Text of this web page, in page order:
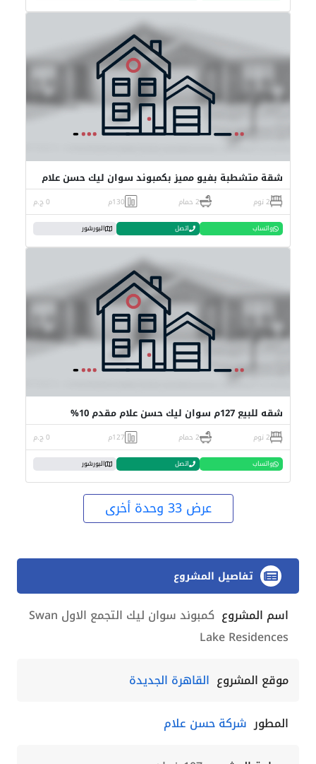
شقة متشطبة بفيو مميز بكمبوند سوان ليك حسن علام
2 نوم 2 حمام 130م 0 ج.م
واتساب اتصل البورشور
شقه للبيع 127م سوان ليك حسن علام مقدم 10%
2 نوم 2 حمام 127م 0 ج.م
واتساب اتصل البورشور
عرض 33 وحدة أخرى
تفاصيل المشروع
اسم المشروع
كمبوند سوان ليك التجمع الاول Swan
Lake Residences
موقع المشروع القاهرة الجديدة
المطور شركة حسن علام